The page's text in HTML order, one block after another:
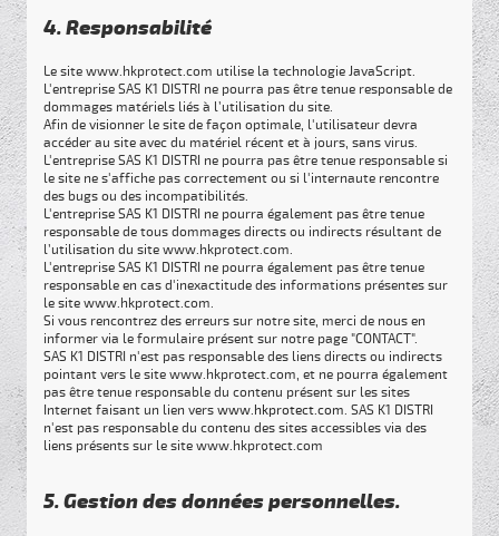
4. Responsabilité
Le site www.hkprotect.com utilise la technologie JavaScript.
L'entreprise SAS K1 DISTRI ne pourra pas être tenue responsable de
dommages matériels liés à l’utilisation du site.
Afin de visionner le site de façon optimale, l'utilisateur devra
accéder au site avec du matériel récent et à jours, sans virus.
L'entreprise SAS K1 DISTRI ne pourra pas être tenue responsable si
le site ne s'affiche pas correctement ou si l'internaute rencontre
des bugs ou des incompatibilités.
L'entreprise SAS K1 DISTRI ne pourra également pas être tenue
responsable de tous dommages directs ou indirects résultant de
l’utilisation du site www.hkprotect.com.
L'entreprise SAS K1 DISTRI ne pourra également pas être tenue
responsable en cas d'inexactitude des informations présentes sur
le site www.hkprotect.com.
Si vous rencontrez des erreurs sur notre site, merci de nous en
informer via le formulaire présent sur notre page "CONTACT".
SAS K1 DISTRI n'est pas responsable des liens directs ou indirects
pointant vers le site www.hkprotect.com, et ne pourra également
pas être tenue responsable du contenu présent sur les sites
Internet faisant un lien vers www.hkprotect.com. SAS K1 DISTRI
n'est pas responsable du contenu des sites accessibles via des
liens présents sur le site www.hkprotect.com
5. Gestion des données personnelles.